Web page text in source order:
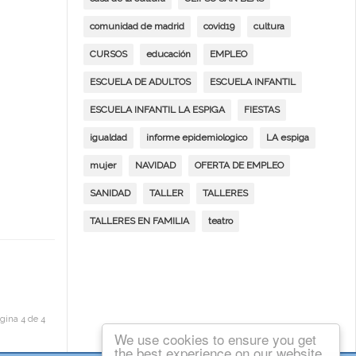
We use cookies to ensure you get
4 de 4
comunidad de madrid covid19 cultura
CURSOS educación EMPLEO
ESCUELA DE ADULTOS ESCUELA INFANTIL
ESCUELA INFANTIL LA ESPIGA FIESTAS
igualdad informe epidemiologico LA espiga
mujer NAVIDAD OFERTA DE EMPLEO
SANIDAD TALLER TALLERES
TALLERES EN FAMILIA teatro